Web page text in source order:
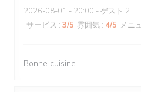
2026-08-01 - 20:00 - ゲスト 2
サービス : 3/5 雰囲気 : 4/5 メニ
Bonne cuisine